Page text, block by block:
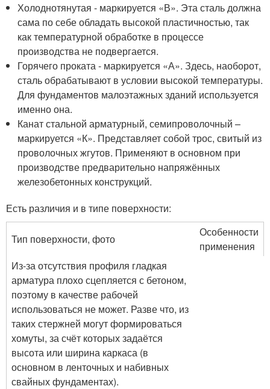
Холоднотянутая - маркируется «В». Эта сталь должна
сама по себе обладать высокой пластичностью, так
как температурной обработке в процессе
производства не подвергается.
Горячего проката - маркируется «А». Здесь, наоборот,
сталь обрабатывают в условии высокой температуры.
Для фундаментов малоэтажных зданий используется
именно она.
Канат стальной арматурный, семипроволочный –
маркируется «К». Представляет собой трос, свитый из
проволочных жгутов. Применяют в основном при
производстве предварительно напряжённых
железобетонных конструкций.
Есть различия и в типе поверхности:
Тип поверхности, фото
Особенности
применения
Из-за отсутствия профиля гладкая
арматура плохо сцепляется с бетоном,
поэтому в качестве рабочей
использоваться не может. Разве что, из
таких стержней могут формироваться
хомуты, за счёт которых задаётся
высота или ширина каркаса (в
основном в ленточных и набивных
свайных фундаментах).